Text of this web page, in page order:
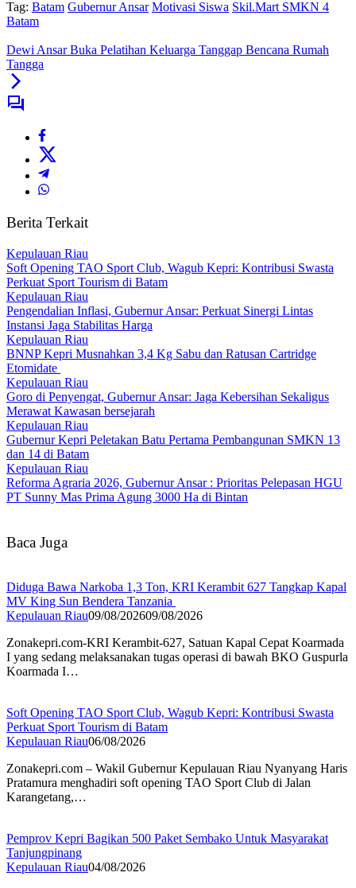
Tag: Batam Gubernur Ansar Motivasi Siswa Skil.Mart SMKN 4
Batam
Dewi Ansar Buka Pelatihan Keluarga Tanggap Bencana Rumah
Tangga
Berita Terkait
Kepulauan Riau
Soft Opening TAO Sport Club, Wagub Kepri: Kontribusi Swasta
Perkuat Sport Tourism di Batam
Kepulauan Riau
Pengendalian Inflasi, Gubernur Ansar: Perkuat Sinergi Lintas
Instansi Jaga Stabilitas Harga
Kepulauan Riau
BNNP Kepri Musnahkan 3,4 Kg Sabu dan Ratusan Cartridge
Etomidate
Kepulauan Riau
Goro di Penyengat, Gubernur Ansar: Jaga Kebersihan Sekaligus
Merawat Kawasan bersejarah
Kepulauan Riau
Gubernur Kepri Peletakan Batu Pertama Pembangunan SMKN 13
dan 14 di Batam
Kepulauan Riau
Reforma Agraria 2026, Gubernur Ansar : Prioritas Pelepasan HGU
PT Sunny Mas Prima Agung 3000 Ha di Bintan
Baca Juga
Diduga Bawa Narkoba 1,3 Ton, KRI Kerambit 627 Tangkap Kapal
MV King Sun Bendera Tanzania
Kepulauan Riau09/08/202609/08/2026
Zonakepri.com-KRI Kerambit-627, Satuan Kapal Cepat Koarmada
I yang sedang melaksanakan tugas operasi di bawah BKO Guspurla
Koarmada I…
Soft Opening TAO Sport Club, Wagub Kepri: Kontribusi Swasta
Perkuat Sport Tourism di Batam
Kepulauan Riau06/08/2026
Zonakepri.com – Wakil Gubernur Kepulauan Riau Nyanyang Haris
Pratamura menghadiri soft opening TAO Sport Club di Jalan
Karangetang,…
Pemprov Kepri Bagikan 500 Paket Sembako Untuk Masyarakat
Tanjungpinang
Kepulauan Riau04/08/2026